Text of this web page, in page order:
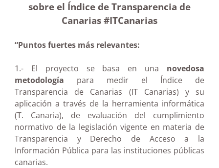
sobre el Índice de Transparencia de
Canarias #ITCanarias
“Puntos fuertes más relevantes:
1.- El proyecto se basa en una novedosa
metodología para medir el Índice de
Transparencia de Canarias (IT Canarias) y su
aplicación a través de la herramienta informática
(T. Canaria), de evaluación del cumplimiento
normativo de la legislación vigente en materia de
Transparencia y Derecho de Acceso a la
Información Pública para las instituciones públicas
canarias.